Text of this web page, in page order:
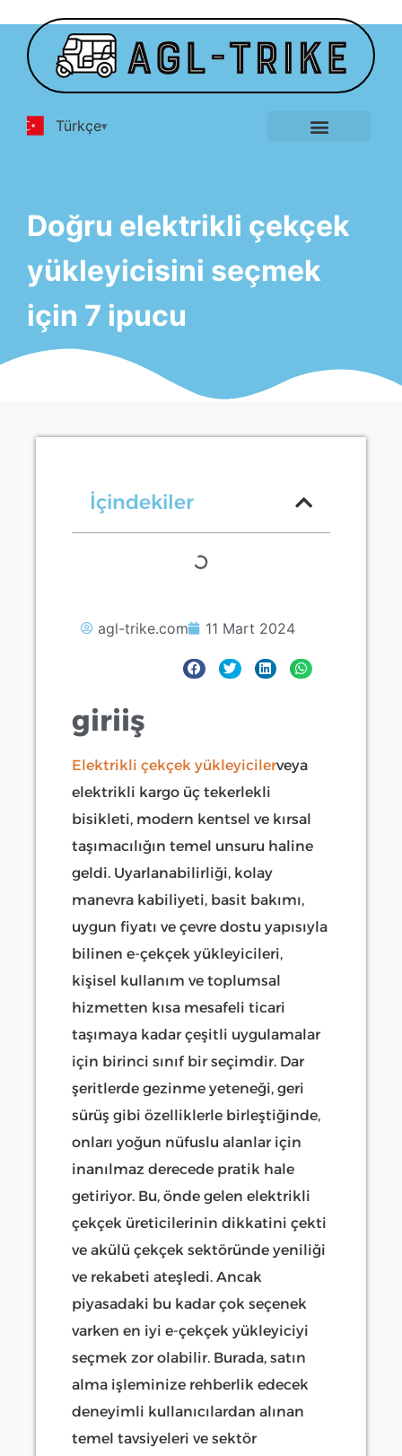
Türkçe
Doğru elektrikli çekçek
yükleyicisini seçmek
için 7 ipucu
İçindekiler
agl-trike.com 11 Mart 2024
giriiş
Elektrikli çekçek yükleyicilerveya
elektrikli kargo üç tekerlekli
bisikleti, modern kentsel ve kırsal
taşımacılığın temel unsuru haline
geldi. Uyarlanabilirliği, kolay
manevra kabiliyeti, basit bakımı,
uygun fiyatı ve çevre dostu yapısıyla
bilinen e-çekçek yükleyicileri,
kişisel kullanım ve toplumsal
hizmetten kısa mesafeli ticari
taşımaya kadar çeşitli uygulamalar
için birinci sınıf bir seçimdir. Dar
şeritlerde gezinme yeteneği, geri
sürüş gibi özelliklerle birleştiğinde,
onları yoğun nüfuslu alanlar için
inanılmaz derecede pratik hale
getiriyor. Bu, önde gelen elektrikli
çekçek üreticilerinin dikkatini çekti
ve akülü çekçek sektöründe yeniliği
ve rekabeti ateşledi. Ancak
piyasadaki bu kadar çok seçenek
varken en iyi e-çekçek yükleyiciyi
seçmek zor olabilir. Burada, satın
alma işleminize rehberlik edecek
deneyimli kullanıcılardan alınan
temel tavsiyeleri ve sektör